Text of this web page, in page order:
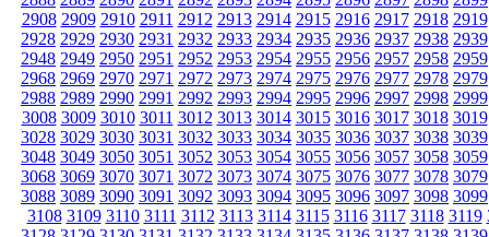
2908 2909 2910 2911 2912 2913 2914 2915 2916 2917 2918 2919
2928 2929 2930 2931 2932 2933 2934 2935 2936 2937 2938 2939
2948 2949 2950 2951 2952 2953 2954 2955 2956 2957 2958 2959
2968 2969 2970 2971 2972 2973 2974 2975 2976 2977 2978 2979
2988 2989 2990 2991 2992 2993 2994 2995 2996 2997 2998 2999
3008 3009 3010 3011 3012 3013 3014 3015 3016 3017 3018 3019
3028 3029 3030 3031 3032 3033 3034 3035 3036 3037 3038 3039
3048 3049 3050 3051 3052 3053 3054 3055 3056 3057 3058 3059
3068 3069 3070 3071 3072 3073 3074 3075 3076 3077 3078 3079
3088 3089 3090 3091 3092 3093 3094 3095 3096 3097 3098 3099
3108 3109 3110 3111 3112 3113 3114 3115 3116 3117 3118 3119